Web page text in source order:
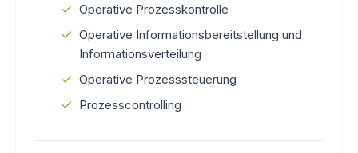
Operative Prozesskontrolle
Operative Informationsbereitstellung und
Informationsverteilung
Operative Prozesssteuerung
Prozesscontrolling